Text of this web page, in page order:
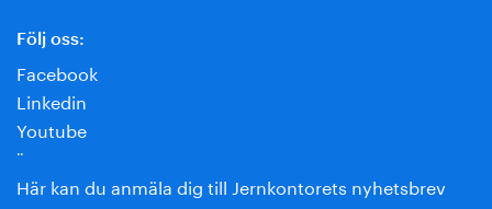
Följ oss:
Facebook
Linkedin
Youtube
¨
Här kan du anmäla dig till Jernkontorets nyhetsbrev